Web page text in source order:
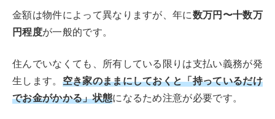
金額は物件によって異なりますが、年に数万円〜十数万
円程度が一般的です。
住んでいなくても、所有している限りは支払い義務が発
生します。 空き家のままにしておくと「持っているだけ
でお金がかかる」状態になるため注意が必要です。